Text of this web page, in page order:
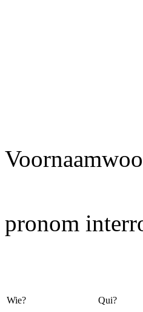
pronom
Wie? Qui?